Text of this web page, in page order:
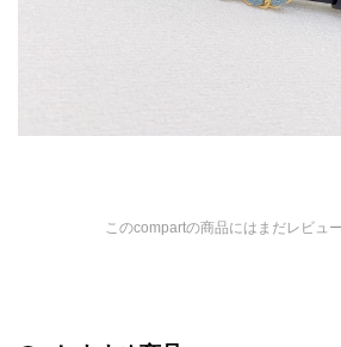
このcompartの商品にはまだレビュ